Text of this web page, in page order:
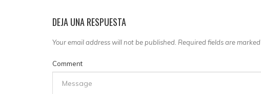
DEJA UNA RESPUESTA
Your email address will not be published. Required fields are marked
Comment